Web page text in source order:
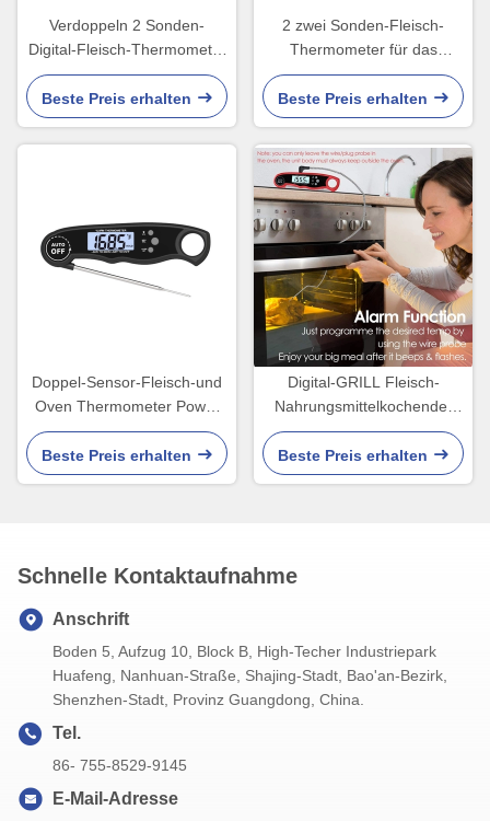
Verdoppeln 2 Sonden-
Digital-Fleisch-Thermometer
für Raucher grillen
Countdown-Timer
Beste Preis erhalten
2 zwei Sonden-Fleisch-
Thermometer für das
Kochen des GRILL Steak-
Rindfleisches Oven Kitchen
Beste Preis erhalten
Doppel-Sensor-Fleisch-und
Oven Thermometer Power
Probe Temperature-Grill 2 in
1
Beste Preis erhalten
Digital-GRILL Fleisch-
Nahrungsmittelkochender
Thermometer-Doppelsonde
mit Kalibrierungs-Funktion
Beste Preis erhalten
Schnelle Kontaktaufnahme
Anschrift
Boden 5, Aufzug 10, Block B, High-Techer Industriepark
Huafeng, Nanhuan-Straße, Shajing-Stadt, Bao'an-Bezirk,
Shenzhen-Stadt, Provinz Guangdong, China.
Tel.
86- 755-8529-9145
E-Mail-Adresse